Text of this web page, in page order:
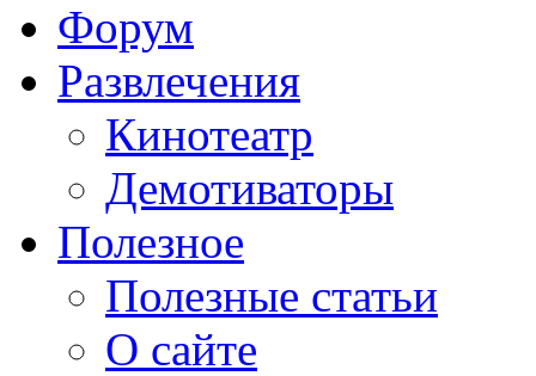
Форум
Развлечения
Кинотеатр
Демотиваторы
Полезное
Полезные статьи
О сайте